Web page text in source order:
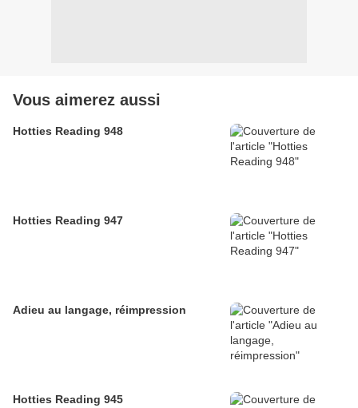
Vous aimerez aussi
Hotties Reading 948
Hotties Reading 947
Adieu au langage, réimpression
Hotties Reading 945